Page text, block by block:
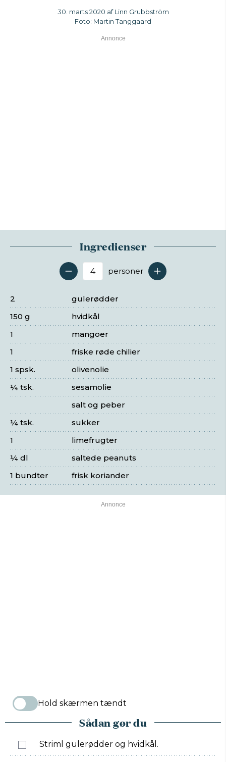
30. marts 2020 af Linn Grubbström
Foto: Martin Tanggaard
Ingredienser
Antal serveringer
personer
gulerødder
2
hvidkål
150 g
mangoer
1
friske røde chilier
1
olivenolie
1 spsk.
sesamolie
¼ tsk.
salt og peber
sukker
¼ tsk.
limefrugter
1
saltede peanuts
¼ dl
frisk koriander
1 bundter
Hold skærmen tændt
Sådan gør du
Striml gulerødder og hvidkål.